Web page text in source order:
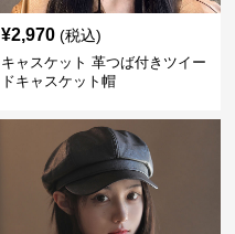
¥2,970 (税込)
キャスケット 革つば付きツイー
ドキャスケット帽